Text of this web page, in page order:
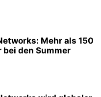
Mehr als 150
bei den Summer